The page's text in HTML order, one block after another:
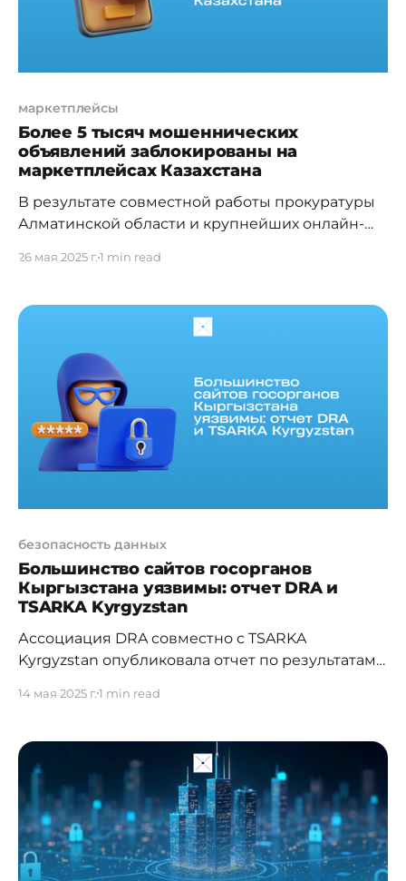
маркетплейсы
Более 5 тысяч мошеннических
объявлений заблокированы на
маркетплейсах Казахстана
В результате совместной работы прокуратуры
Алматинской области и крупнейших онлайн-
объявлений находятся на стадии проверки,
сообщили в пресс-службе региональной
прокуратуры. Инициатива реализуется в
рамках меморандума о сотрудничестве между
прокуратурой и представителями онлайн-
площадок Kolesa.
26 мая 2025 г.1 min read
безопасность данных
Большинство сайтов госорганов
Кыргызстана уязвимы: отчет DRA и
TSARKA Kyrgyzstan
Ассоциация DRA совместно с TSARKA
Kyrgyzstan опубликовала отчет по результатам
государственных органов Кыргызской
значительное число уязвимостей, включая
использование устаревших технологий,
проблемы с безопасностью почтовых серверов,
передачей данных и конфигурацией веб-
серверов. Проверка проводилась по 8
ключевым направлениям, включая открытые
порты, SSL-сертификаты, репутацию,
14 мая 2025 г.1 min read